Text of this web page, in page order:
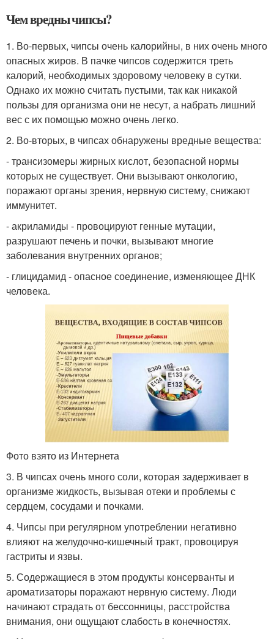
Чем вредны чипсы?
1. Во-первых, чипсы очень калорийны, в них очень много
опасных жиров. В пачке чипсов содержится треть
калорий, необходимых здоровому человеку в сутки.
Однако их можно считать пустыми, так как никакой
пользы для организма они не несут, а набрать лишний
вес с их помощью можно очень легко.
2. Во-вторых, в чипсах обнаружены вредные вещества:
- трансизомеры жирных кислот, безопасной нормы
которых не существует. Они вызывают онкологию,
поражают органы зрения, нервную систему, снижают
иммунитет.
- акриламиды - провоцируют генные мутации,
разрушают печень и почки, вызывают многие
заболевания внутренних органов;
- глицидамид - опасное соединение, изменяющее ДНК
человека.
Фото взято из Интернета
3. В чипсах очень много соли, которая задерживает в
организме жидкость, вызывая отеки и проблемы с
сердцем, сосудами и почками.
4. Чипсы при регулярном употреблении негативно
влияют на желудочно-кишечный тракт, провоцируя
гастриты и язвы.
5. Содержащиеся в этом продукты консерванты и
ароматизаторы поражают нервную систему. Люди
начинают страдать от бессонницы, расстройства
внимания, они ощущают слабость в конечностях.